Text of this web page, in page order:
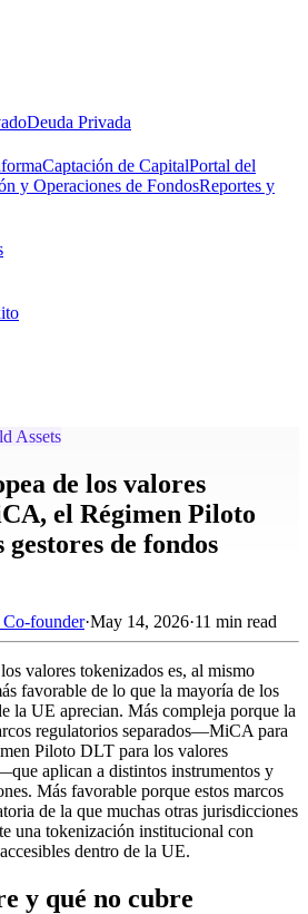
Deuda Privada
Captación de CapitalPortal del
y Operaciones de FondosReportes y
Assets
de los valores
el Régimen Piloto
de fondos
founder·May 14, 2026·11 min read
valores tokenizados es, al mismo
favorable de lo que la mayoría de los
la UE aprecian. Más compleja porque la
regulatorios separados—MiCA para
Piloto DLT para los valores
aplican a distintos instrumentos y
Más favorable porque estos marcos
de la que muchas otras jurisdicciones
una tokenización institucional con
dentro de la UE.
y qué no cubre